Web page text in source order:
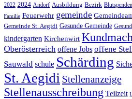
2022 2024 Andorf Ausbildung Bezirk Blutspenden
Familie Feuerwehr gemeinde
Gemeinde St. Aegidi Gesunde Gemeinde
kindergarten Kirchenwirt
Oberösterreich offene Jobs offene
Sauwald schule Schärding
St. Aegidi Stellenanzeige
Stellenausschreibung Teilzeit